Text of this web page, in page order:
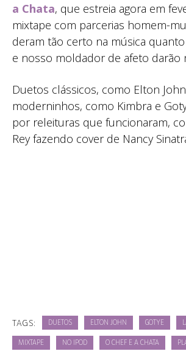
a Chata, que estreia agora em
mixtape com parcerias homem-
deram tão certo na música
e nosso moldador de afeto darão
Duetos clássicos, como Elton
moderninhos, como Kimbra e
por releituras que funcionaram,
Rey fazendo cover de Nancy
TAGS: DUETOS ELTON JOHN GOTYE
MIXTAPE NO IPOD O CHEF E A CHATA